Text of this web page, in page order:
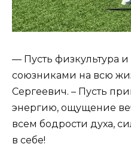
— Пусть физкультура
союзниками на всю
Сергеевич. – Пусть
энергию, ощущение
всем бодрости духа,
в себе!